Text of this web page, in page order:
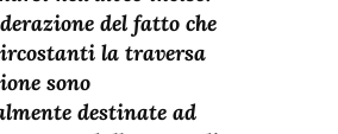
del fatto che
la traversa
sono
destinate ad